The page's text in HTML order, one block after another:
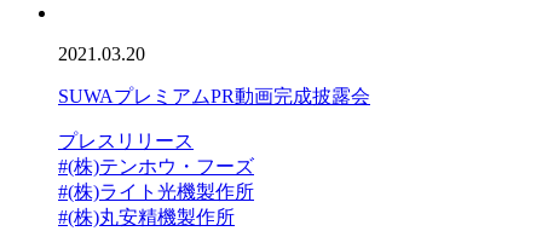
2021.03.20
SUWAプレミアムPR動画完成披露会
プレスリリース
#(株)テンホウ・フーズ
#(株)ライト光機製作所
#(株)丸安精機製作所